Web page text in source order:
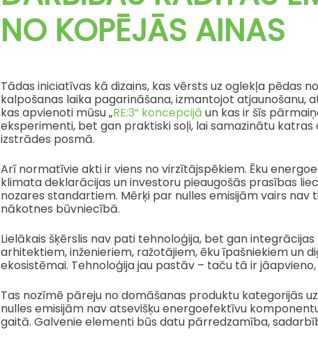
NO KOPĒJĀS AINAS
Tādas iniciatīvas kā dizains, kas vērsts uz oglekļa pēdas
kalpošanas laika pagarināšana, izmantojot
kas apvienoti mūsu „RE:3“ koncepcijā un kas ir šīs
eksperimenti, bet gan praktiski soļi, lai samazinātu
izstrādes posmā.
Arī normatīvie akti ir viens no virzītājspēkiem. Ēku
klimata deklarācijas un investoru pieaugošās prasības
nozares standartiem. Mērķi par nulles emisijām vairs
nākotnes būvniecībā.
Lielākais šķērslis nav pati tehnoloģija, bet gan
arhitektiem, inženieriem, ražotājiem, ēku īpašniekiem
ekosistēmai. Tehnoloģija jau pastāv – taču tā ir
Tas nozīmē pāreju no domāšanas produktu kategorijās
nulles emisijām nav atsevišķu energoefektīvu
gaitā. Galvenie elementi būs datu pārredzamība,